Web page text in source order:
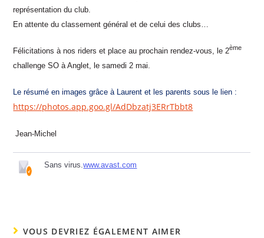
représentation du club.
En attente du classement général et de celui des clubs…
Félicitations à nos riders et place au prochain rendez-vous, le 2ème
challenge SO à Anglet, le samedi 2 mai.
Le résumé en images grâce à Laurent et les parents sous le lien :
https://photos.app.goo.gl/AdDbzatj3ERrTbbt8
Jean-Michel
Sans virus.www.avast.com
VOUS DEVRIEZ ÉGALEMENT AIMER